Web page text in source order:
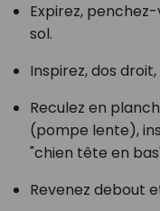
Expirez,
sol.
Inspirez, dos
Reculez en
(pompe lente),
"chien tête en
Revenez debout